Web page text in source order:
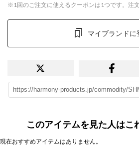
※1回のご注文に使えるクーポンは1つです。注
マイブランドに
このアイテムを見た人はこ
現在おすすめアイテムはありません。